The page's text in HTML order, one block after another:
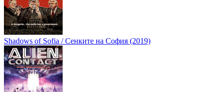
Shadows of Sofia / Сенките на София (2019)